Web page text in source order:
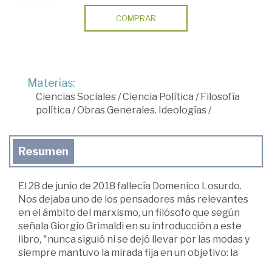
COMPRAR
Materias:
Ciencias Sociales/Ciencia Política /Filosofía
política /Obras Generales. Ideologías/
Resumen
El 28 de junio de 2018 fallecía Domenico Losurdo.
Nos dejaba uno de los pensadores más relevantes
en el ámbito del marxismo, un filósofo que según
señala Giorgio Grimaldi en su introducción a este
libro, "nunca siguió ni se dejó llevar por las modas y
siempre mantuvo la mirada fija en un objetivo: la